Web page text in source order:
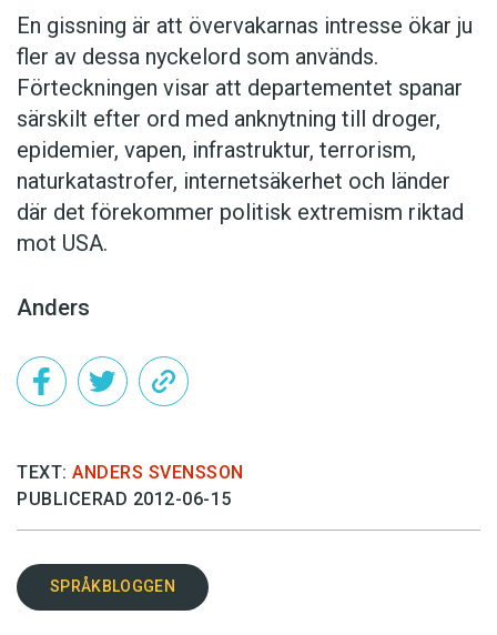
En gissning är att övervakarnas intresse ökar ju
fler av dessa nyckelord som används.
Förteckningen visar att departementet spanar
särskilt efter ord med anknytning till droger,
epidemier, vapen, infrastruktur, terrorism,
naturkatastrofer, internetsäkerhet och länder
där det förekommer politisk extremism riktad
mot USA.
Anders
TEXT: ANDERS SVENSSON
PUBLICERAD 2012-06-15
SPRÅKBLOGGEN